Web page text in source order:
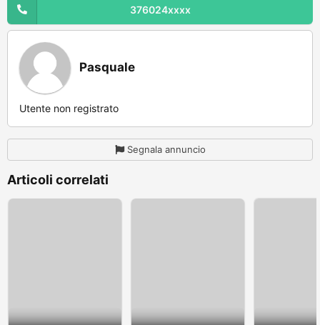
376024xxxx
Pasquale
Utente non registrato
Segnala annuncio
Articoli correlati